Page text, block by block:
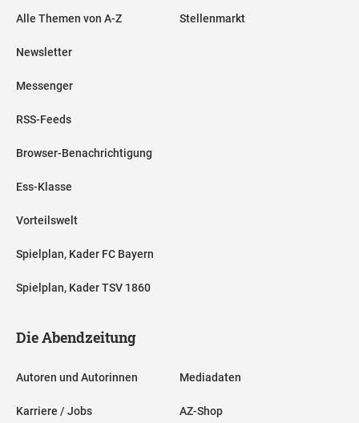
Alle Themen von A-Z
Newsletter
Messenger
RSS-Feeds
Browser-Benachrichtigung
Ess-Klasse
Vorteilswelt
Spielplan, Kader FC Bayern
Spielplan, Kader TSV 1860
Stellenmarkt
Die Abendzeitung
Autoren und Autorinnen
Karriere / Jobs
Mediadaten
AZ-Shop